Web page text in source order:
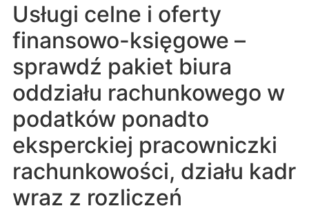
Usługi celne i oferty
finansowo-księgowe –
sprawdź pakiet biura
oddziału rachunkowego w
podatków ponadto
eksperckiej pracowniczki
rachunkowości, działu kadr
wraz z rozliczeń